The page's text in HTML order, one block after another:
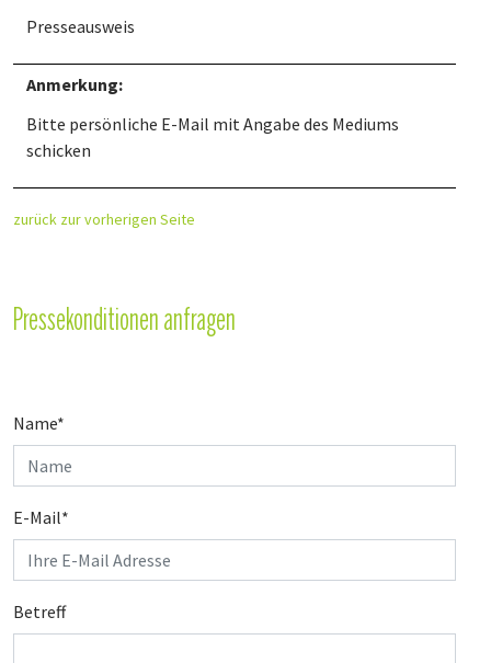
Presseausweis
Anmerkung:
Bitte persönliche E-Mail mit Angabe des Mediums
schicken
zurück zur vorherigen Seite
Pressekonditionen anfragen
Name*
E-Mail*
Betreff